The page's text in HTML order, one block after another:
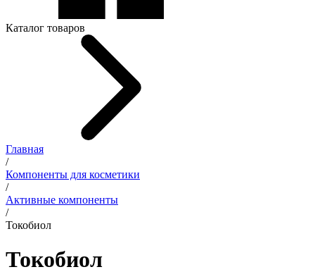
Каталог товаров
Главная
/
Компоненты для косметики
/
Активные компоненты
/
Токобиол
Токобиол